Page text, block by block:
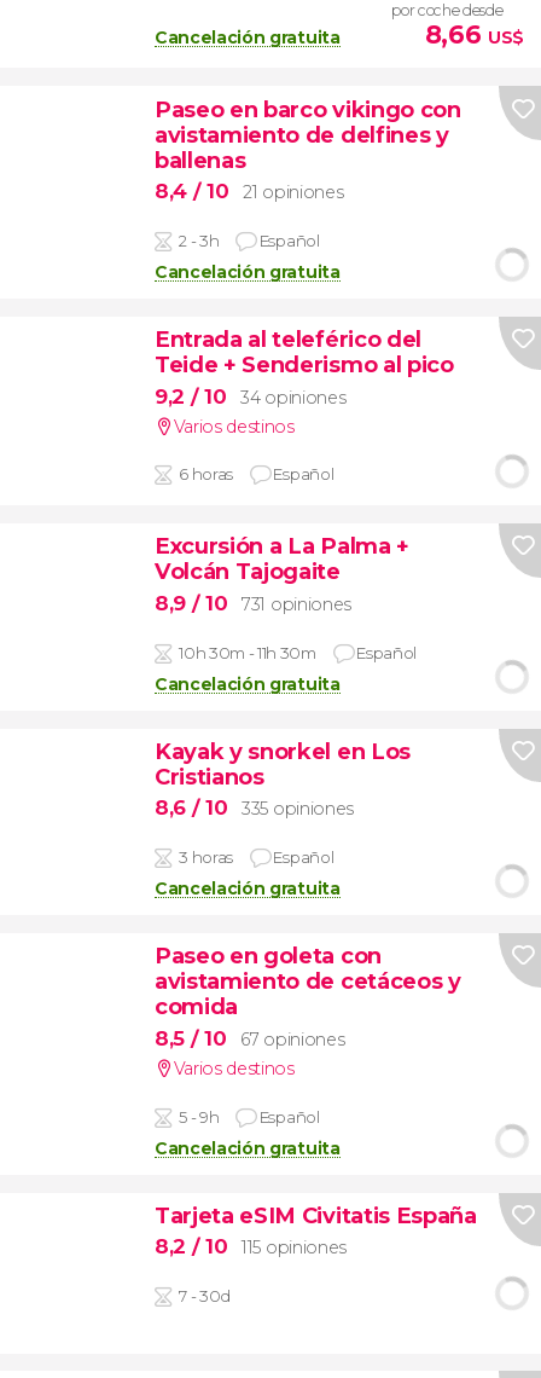
Cancelación gratuita
por coche desde
8,66 US$
Paseo en barco vikingo con
avistamiento de delfines y
ballenas
8,4 / 10 21 opiniones
2 - 3h Español
Cancelación gratuita
Entrada al teleférico del
Teide + Senderismo al pico
9,2 / 10
34 opiniones
Varios destinos
6 horas Español
Excursión a La Palma +
Volcán Tajogaite
8,9 / 10 731 opiniones
10h 30m - 11h 30m Español
Cancelación gratuita
Kayak y snorkel en Los
Cristianos
8,6 / 10 335 opiniones
3 horas Español
Cancelación gratuita
Paseo en goleta con
avistamiento de cetáceos y
comida
8,5 / 10
67 opiniones
Varios destinos
5 - 9h Español
Cancelación gratuita
Tarjeta eSIM Civitatis España
8,2 / 10 115 opiniones
7 - 30d